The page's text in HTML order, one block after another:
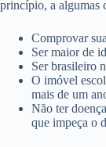
princípio, a algumas
Comprovar
Ser maior de
Ser brasileiro
O imóvel
mais de um
Não ter
que impeça o